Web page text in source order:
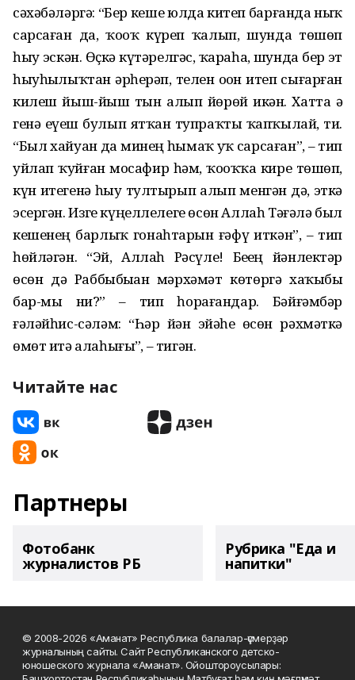
сәхәбәләргә: “Бер кеше юлда китеп барғанда ныҡ
сарсаған да, ҡоҙоҡ күреп ҡалып, шунда төшөп
һыу эскән. Өҫкә күтәрелгәс, ҡараһа, шунда бер эт
һыуһыҙлыҡтан әрһерәп, телен оҙон итеп сығарған
килеш йыш-йыш тын алып йөрөй икән. Хатта әҙ
генә еүеш булып ятҡан тупраҡты ҡапҡылай, ти.
“Был хайуан да минең һымаҡ уҡ сарсаған”, – тип
уйлап ҡуйған мосафир һәм, ҡоҙоҡҡа кире төшөп,
күн итегенә һыу тултырып алып менгән дә, эткә
эсергән. Изге күңеллелеге өсөн Аллаһ Тәғәлә был
кешенең барлыҡ гонаһтарын ғәфү иткән”, – тип
һөйләгән. “Эй, Аллаһ Рәсүле! Беҙҙең йәнлектәр
өсөн дә Раббыбыҙҙан мәрхәмәт көтөргә хаҡыбыҙ
бар-мы ни?” – тип һорағандар. Бәйғәмбәр
ғәләйһис-сәләм: “Һәр йән эйәһе өсөн рәхмәткә
өмөт итә алаһығыҙ”, – тигән.
Читайте нас
Партнеры
Фотобанк
журналистов РБ
Рубрика "Еда и
напитки"
© 2008-2026 «Аманат» Республика балалар-үҫмерҙәр
журналының сайты. Сайт Республиканского детско-
юношеского журнала «Аманат». Ойоштороусылары: